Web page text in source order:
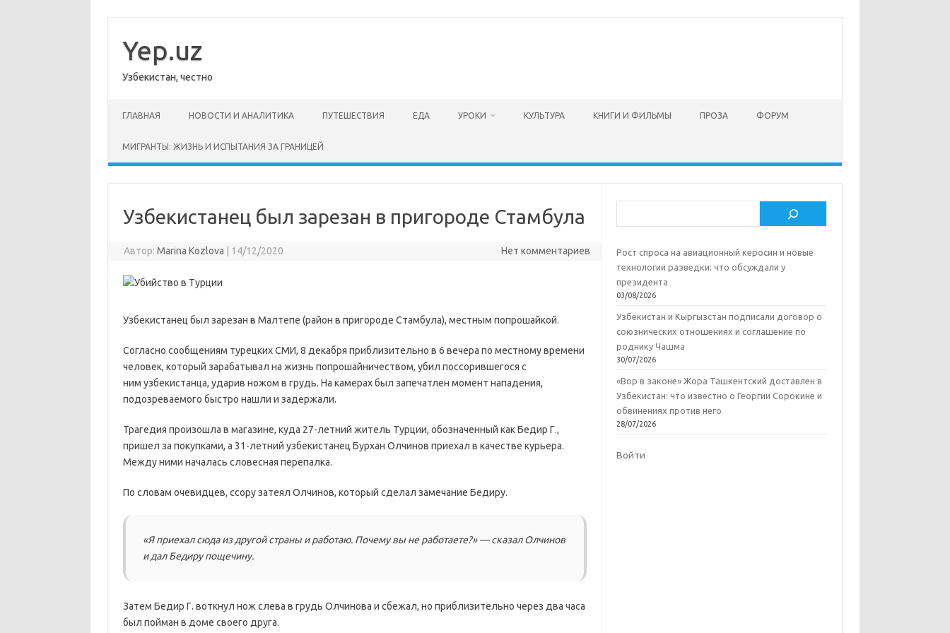
содержимому
Yep.uz
Узбекистан, честно
ГЛАВНАЯ НОВОСТИ И АНАЛИТИКА ПУТЕШЕСТВИЯ ЕДА УРОКИ КУЛЬТУРА КНИГИ И ФИЛЬМЫ ПРОЗА ФОРУМ
МИГРАНТЫ: ЖИЗНЬ И ИСПЫТАНИЯ ЗА ГРАНИЦЕЙ
Узбекистанец был зарезан в пригороде Стамбула
Автор: Marina Kozlova 14/12/2020 Нет комментариев
Узбекистанец был зарезан в Малтепе (район в пригороде Стамбула), местным попрошайкой.
Согласно сообщениям турецких СМИ, 8 декабря приблизительно в 6 вечера по местному времени
человек, который зарабатывал на жизнь попрошайничеством, убил поссорившегося с
ним узбекистанца, ударив ножом в грудь. На камерах был запечатлен момент нападения,
подозреваемого быстро нашли и задержали.
Трагедия произошла в магазине, куда 27-летний житель Турции, обозначенный как Бедир Г.,
пришел за покупками, а 31-летний узбекистанец Бурхан Олчинов приехал в качестве курьера.
Между ними началась словесная перепалка.
По словам очевидцев, ссору затеял Олчинов, который сделал замечание Бедиру.
«Я приехал сюда из другой страны и работаю. Почему вы не работаете?» — сказал Олчинов
и дал Бедиру пощечину.
Затем Бедир Г. воткнул нож слева в грудь Олчинова и сбежал, но приблизительно через два часа
был пойман в доме своего друга.
Рост спроса на авиационный керосин и новые
технологии разведки: что обсуждали у
президента
03/08/2026
Узбекистан и Кыргызстан подписали договор о
союзнических отношениях и соглашение по
роднику Чашма
30/07/2026
«Вор в законе» Жора Ташкентский доставлен в
Узбекистан: что известно о Георгии Сорокине и
обвинениях против него
28/07/2026
Войти